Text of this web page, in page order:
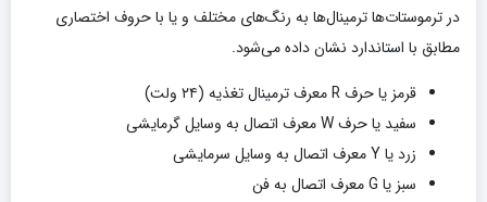
در ترموستات‌ها ترمینال‌ها به رنگ‌های مختلف و یا با حروف اختصاری
مطابق با استاندارد نشان داده می‌شود.
قرمز یا حرف R معرف ترمینال تغذیه (۲۴ ولت)
سفید یا حرف W معرف اتصال به وسایل گرمایشی
زرد یا Y معرف اتصال به وسایل سرمایشی
سبز یا G معرف اتصال به فن